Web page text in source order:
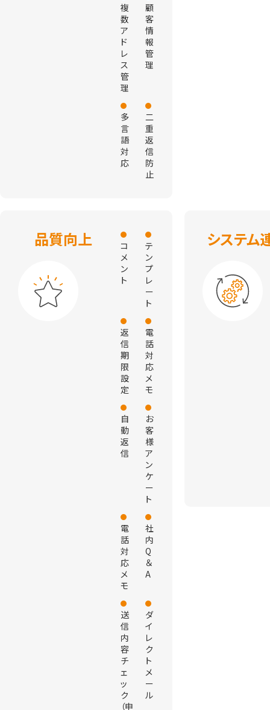
複
数
ア
ド
レ
ス
管
理
顧
客
情
報
管
理
多
言
語
対
応
二
重
返
信
防
止
品質向上
コ
メ
ン
ト
テ
ン
プ
レ
ー
ト
返
信
期
限
設
定
電
話
対
応
メ
モ
自
動
返
信
お
客
様
ア
ン
ケ
ー
ト
電
話
対
応
メ
モ
社
内
Q
＆
A
送
信
内
容
チ
ェ
ッ
ク
（申
ダ
イ
レ
ク
ト
メ
ー
ル
システム